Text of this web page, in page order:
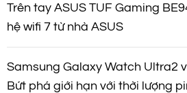
Trên tay ASUS TUF Gaming
hệ wifi 7 từ nhà ASUS
Samsung Galaxy Watch Ultra2
Bứt phá giới hạn với thời lượng